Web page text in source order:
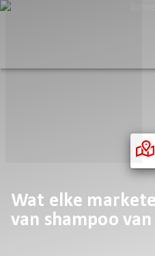
Wat elke
van shampoo van